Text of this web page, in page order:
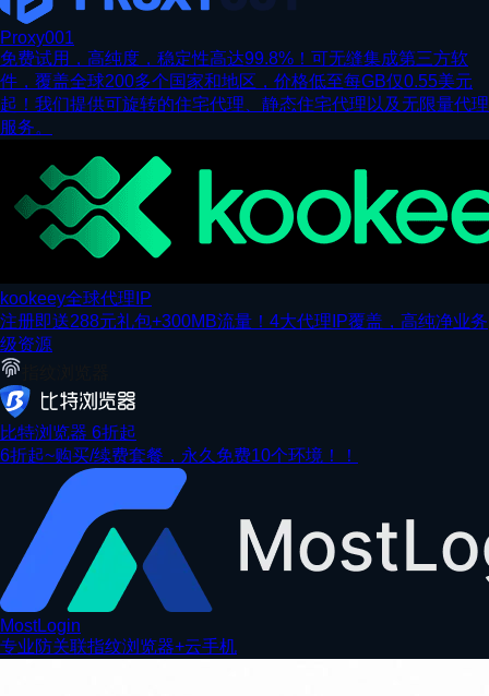
Proxy001
免费试用，高纯度，稳定性高达99.8%！可无缝集成第三方软
件，覆盖全球200多个国家和地区，价格低至每GB仅0.55美元
起！我们提供可旋转的住宅代理、静态住宅代理以及无限量代理
服务。
kookeey全球代理IP
注册即送288元礼包+300MB流量！4大代理IP覆盖，高纯净业务
级资源
比特浏览器 6折起
6折起~购买/续费套餐，永久免费10个环境！！
MostLogin
专业防关联指纹浏览器+云手机